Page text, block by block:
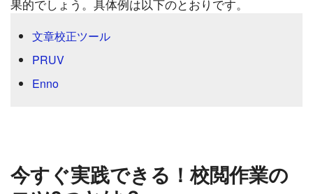
果的でしょう。具体例は以下のとおりです。
文章校正ツール
PRUV
Enno
今すぐ実践できる！校閲作業の